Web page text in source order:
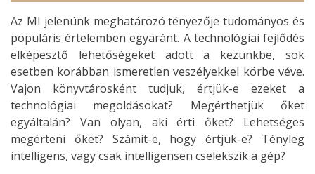
Az MI jelenünk meghatározó tényezője tudományos és
populáris értelemben egyaránt. A technológiai fejlődés
elképesztő lehetőségeket adott a kezünkbe, sok
esetben korábban ismeretlen veszélyekkel körbe véve.
Vajon könyvtárosként tudjuk, értjük-e ezeket a
technológiai megoldásokat? Megérthetjük őket
egyáltalán? Van olyan, aki érti őket? Lehetséges
megérteni őket? Számít-e, hogy értjük-e? Tényleg
intelligens, vagy csak intelligensen cselekszik a gép?